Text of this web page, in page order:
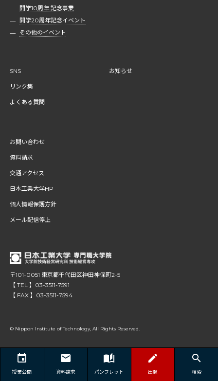
開学10周年 記念事業
開学20周年記念イベント
その他のイベント
SNS
リンク集
よくある質問
お知らせ
お問い合わせ
資料請求
交通アクセス
日本工業大学HP
個人情報保護方針
メール配信停止
〒101-0051 東京都千代田区神田神保町2-5
【 TEL 】03-3511-7591
【 FAX 】03-3511-7594
© Nippon Institute of Technology, All Rights Reserved.
授業公開 資料請求 パンフレット 出願 検索